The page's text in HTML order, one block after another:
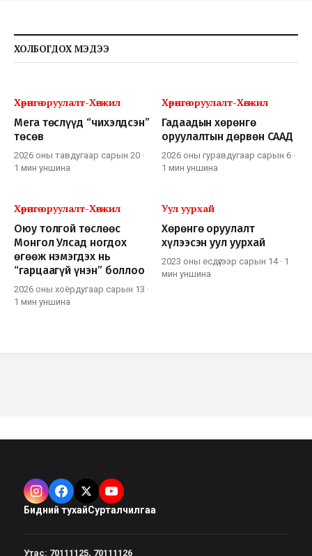
ХОЛБОГДОХ МЭДЭЭ
Хөрөнгө оруулалт-Хөгжил
Мега төслүүд “чихэлдсэн”
төсөв
2026 оны тавдугаар сарын 20 ·
1 мин уншина
Хөрөнгө оруулалт-Хөгжил
Гадаадын хөрөнгө
оруулалтын дөрвөн СААД
2026 оны гуравдугаар сарын 6 ·
1 мин уншина
Хөрөнгө оруулалт-Хөгжил
Оюу толгой төслөөс
Монгол Улсад ногдох
өгөөж нэмэгдэх нь
“гарцаагүй үнэн” боллоо
2026 оны хоёрдугаар сарын 13 ·
1 мин уншина
Уул уурхай
Хөрөнгө оруулалт
хүлээсэн уул уурхай
2023 оны есдүгээр сарын 14· 1
мин уншина
Бидний тухайСурталчилгаа
Утас: 70111125, 70111126